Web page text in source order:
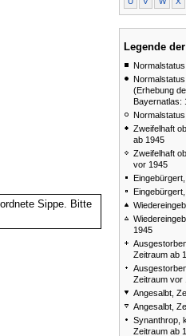
Sippe. Bitte
Legende
(Erhebung
Bayernatlas:
Zweifelhaft
ab 1945
Zweifelhaft
vor 1945
1945
Zeitraum ab
Zeitraum vor
Angesalbt,
Angesalbt,
Synanthrop,
Zeitraum ab